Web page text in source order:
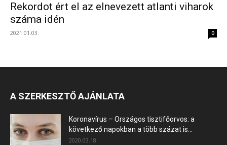
Rekordot ért el az elnevezett atlanti viharok
száma idén
2021.01.03. 0
A SZERKESZTŐ AJÁNLATA
Koronavírus – Országos tisztifőorvos: a
következő napokban a több százat is...
2020.03.18.